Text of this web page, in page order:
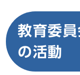
教育委
の活動